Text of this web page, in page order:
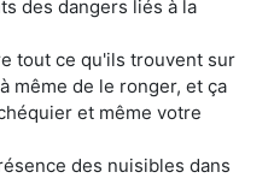
des dangers liés à la
tout ce qu'ils trouvent sur
même de le ronger, et ça
et même votre
des nuisibles dans